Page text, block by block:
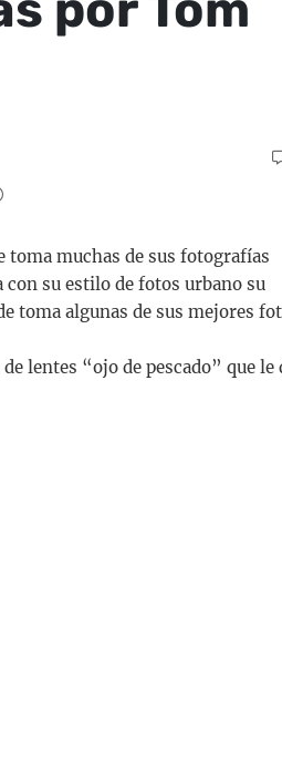
toma muchas de sus fotografías
con su estilo de fotos urbano su
toma algunas de sus mejores
lentes “ojo de pescado” que le